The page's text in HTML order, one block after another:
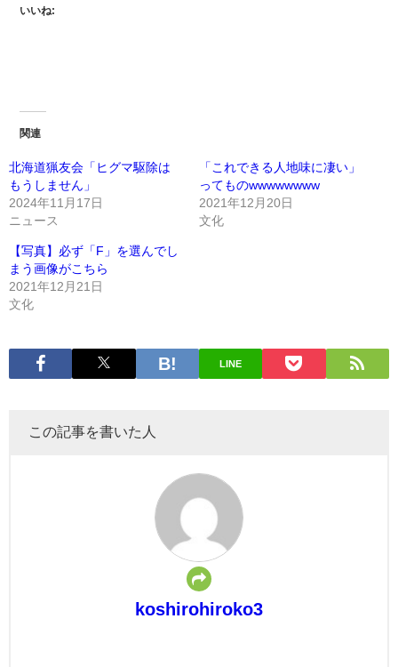
いいね:
関連
北海道猟友会「ヒグマ駆除は
もうしません」
2024年11月17日
ニュース
「これできる人地味に凄い」
ってものwwwwwwww
2021年12月20日
文化
【写真】必ず「F」を選んでし
まう画像がこちら
2021年12月21日
文化
LINE
この記事を書いた人
koshirohiroko3